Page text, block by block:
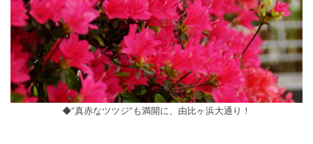
◆”真赤なツツジ”も満開に、由比ヶ浜大通り！